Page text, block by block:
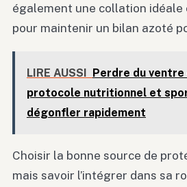
également une collation idéale
pour maintenir un bilan azoté
LIRE AUSSI Perdre du ventre
protocole nutritionnel et
dégonfler rapidement
Choisir la bonne source de
mais savoir l’intégrer dans sa